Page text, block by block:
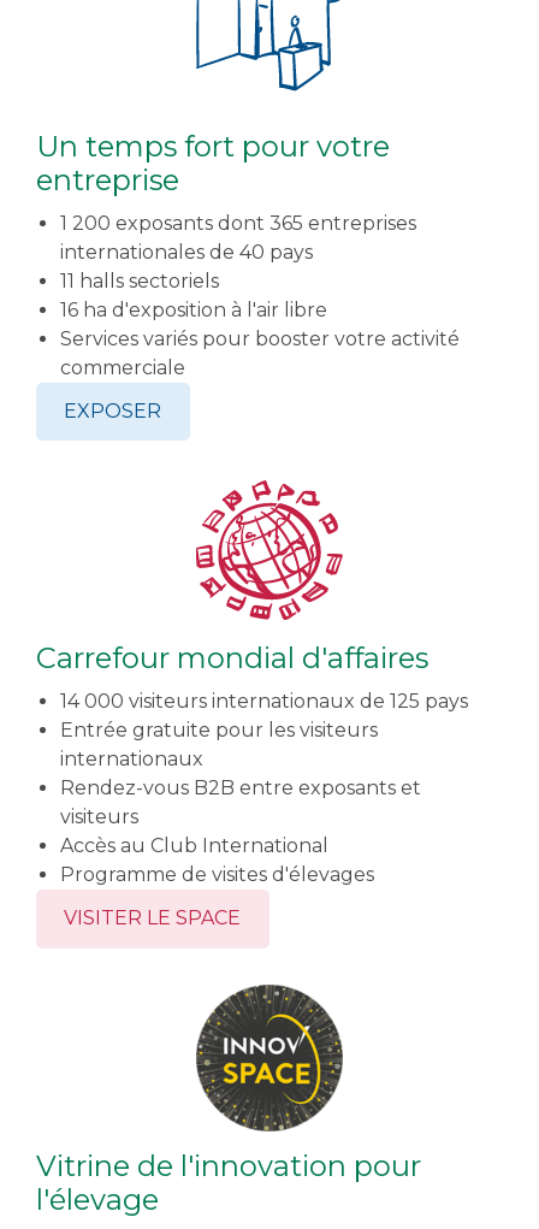
Un temps fort pour votre
entreprise
1 200 exposants dont 365 entreprises
internationales de 40 pays
11 halls sectoriels
16 ha d'exposition à l'air libre
Services variés pour booster votre activité
commerciale
EXPOSER
Carrefour mondial d'affaires
14 000 visiteurs internationaux de 125 pays
Entrée gratuite pour les visiteurs
internationaux
Rendez-vous B2B entre exposants et
visiteurs
Accès au Club International
Programme de visites d'élevages
VISITER LE SPACE
Vitrine de l'innovation pour
l'élevage